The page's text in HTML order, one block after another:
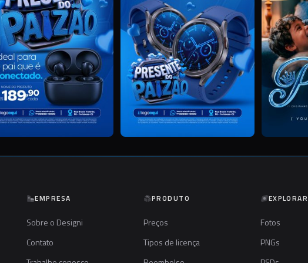
EMPRESA
Sobre o Designi
Contato
PRODUTO
Preços
Tipos de licença
EXPLORAR
Fotos
PNGs